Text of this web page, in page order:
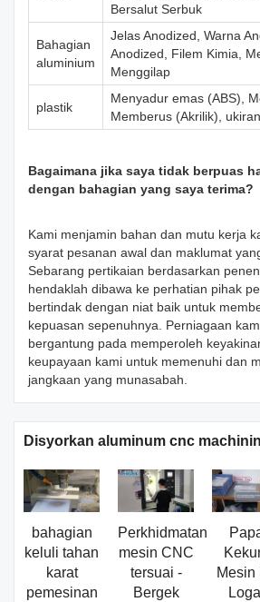
Bersalut Serbuk
Bahagian
aluminium
Jelas Anodized, Warna
Anodized, Filem Kimia,
Menggilap
plastik
Menyadur emas (ABS),
Memberus (Akrilik),
Bagaimana jika saya tidak berpuas
dengan bahagian yang saya terima?
Kami menjamin bahan dan mutu kerja
syarat pesanan awal dan maklumat
Sebarang pertikaian berdasarkan
hendaklah dibawa ke perhatian pihak
bertindak dengan niat baik untuk
kepuasan sepenuhnya. Perniagaan
bergantung pada memperoleh
keupayaan kami untuk memenuhi dan
jangkaan yang munasabah.
Disyorkan aluminum cnc
bahagian
keluli tahan
karat
pemesinan
Perkhidmatan
mesin CNC
tersuai -
Bergek
Mesin